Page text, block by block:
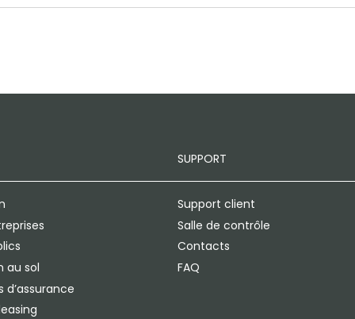
au sol
d’assurance
SUPPORT
Support client
Salle de contrôle
Contacts
FAQ